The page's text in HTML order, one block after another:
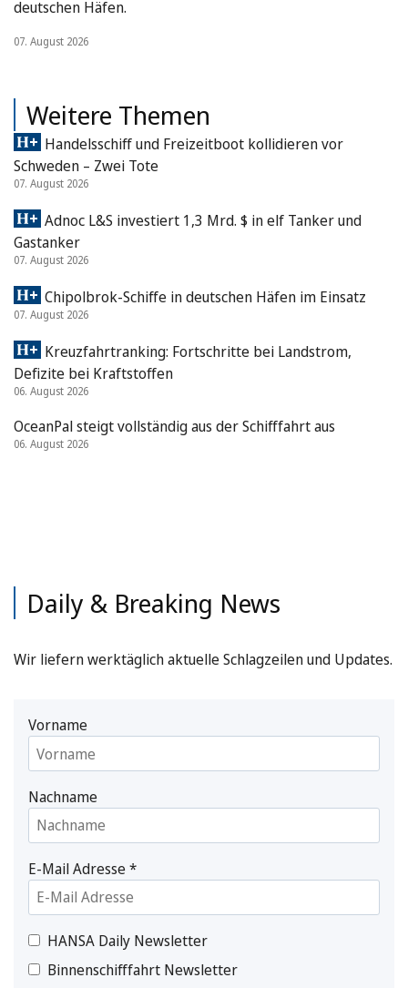
deutschen Häfen.
07. August 2026
Weitere Themen
Handelsschiff und Freizeitboot kollidieren vor
Schweden – Zwei Tote
07. August 2026
Adnoc L&S investiert 1,3 Mrd. $ in elf Tanker und
Gastanker
07. August 2026
Chipolbrok-Schiffe in deutschen Häfen im Einsatz
07. August 2026
Kreuzfahrtranking: Fortschritte bei Landstrom,
Defizite bei Kraftstoffen
06. August 2026
OceanPal steigt vollständig aus der Schifffahrt aus
06. August 2026
Daily & Breaking News
Wir liefern werktäglich aktuelle Schlagzeilen und Updates.
Vorname
Nachname
E-Mail Adresse*
HANSA Daily Newsletter
Binnenschifffahrt Newsletter